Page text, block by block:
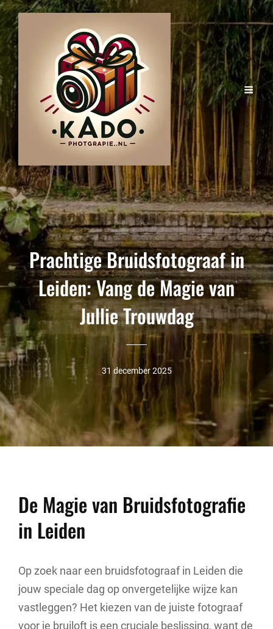
Prachtige Bruidsfotograaf in
Leiden: Vang de Magie van
Jullie Trouwdag
31 december 2025
De Magie van Bruidsfotografie
in Leiden
Op zoek naar een bruidsfotograaf in Leiden die
jouw speciale dag op onvergetelijke wijze kan
vastleggen? Het kiezen van de juiste fotograaf
voor je bruiloft is een cruciale beslissing, want de